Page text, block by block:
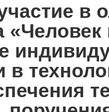
в
«Человек
в